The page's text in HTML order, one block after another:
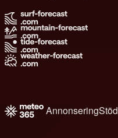
AnnonseringStöd